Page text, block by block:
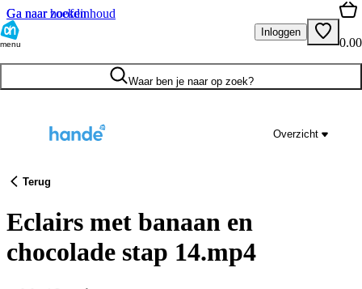
Ga naar hoofdinhoud
Ga naar zoeken
menu
Inloggen
0.00
Waar ben je naar op zoek?
Overzicht
Terug
Eclairs met banaan en
chocolade stap 14.mp4